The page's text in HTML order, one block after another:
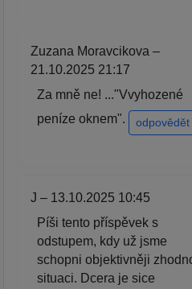
Zuzana Moravcikova –
21.10.2025 21:17
Za mně ne! ..."Vvyhozené
peníze oknem".
odpovědět
J – 13.10.2025 10:45
Píši tento příspěvek s
odstupem, kdy už jsme
schopni objektivněji
situaci. Dcera je sice